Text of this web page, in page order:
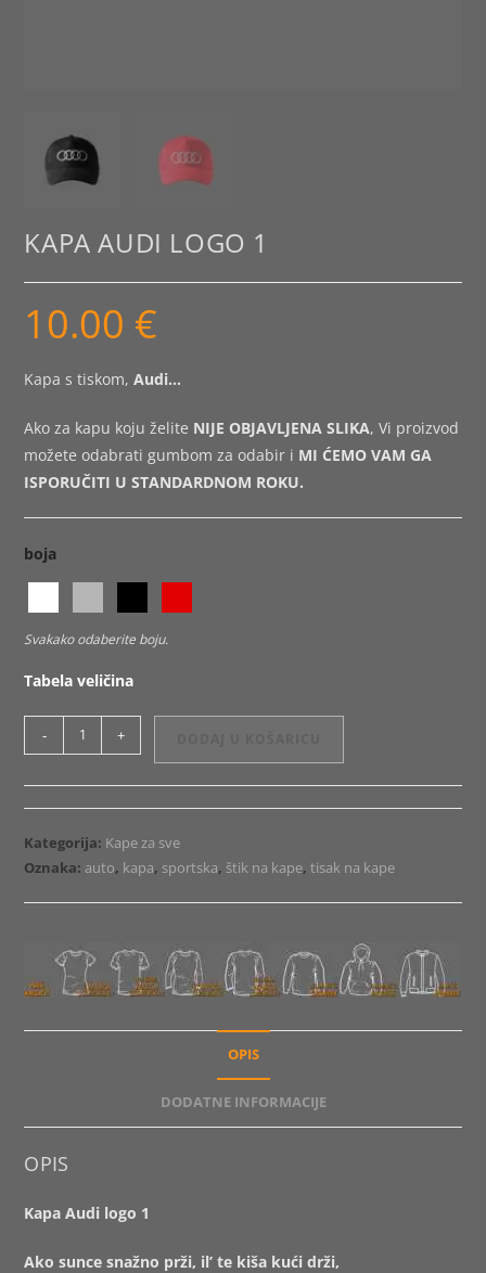
KAPA AUDI LOGO 1
10.00 €
Kapa s tiskom,Audi…
Ako za kapu koju želite NIJE OBJAVLJENA SLIKA, Vi proizvod
možete odabrati gumbom za odabir i MI ĆEMO VAM GA
ISPORUČITI U STANDARDNOM ROKU.
boja
Svakako odaberite boju.
Tabela veličina
Audi
logo
1
količina
- +
Kategorija: Kape za sve
Oznaka: auto, kapa, sportska, štik na kape,tisak na kape
OPIS
DODATNE INFORMACIJE
OPIS
Kapa Audi logo 1
Ako sunce snažno prži, il’ te kiša kući drži,